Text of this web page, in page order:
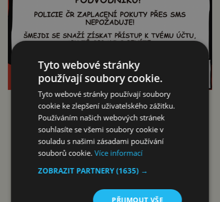
Reklama
Tyto webové stránky
používají soubory cookie.
Tyto webové stránky používají soubory
cookie ke zlepšení uživatelského zážitku.
Používáním našich webových stránek
souhlasíte se všemi soubory cookie v
souladu s našimi zásadami používání
souborů cookie.Více informací
ZOBRAZIT PARTNERY(1635) →
PŘIJMOUT VŠE